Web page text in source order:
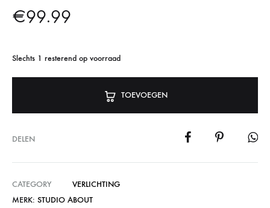
€99.99
Slechts 1 resterend op voorraad
TOEVOEGEN
DELEN
CATEGORY
VERLICHTING
MERK: STUDIO ABOUT